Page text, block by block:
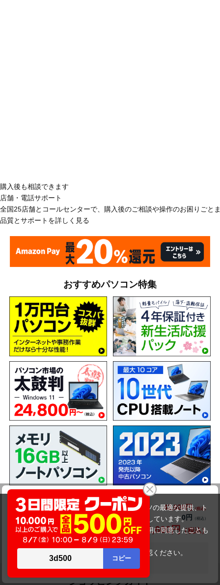
DELL Latitude 3510（第10世代CPU）
商品価格(税込) 42,600円
54,980円
オプション小計価格(税込)
0円
商品合計価格(税込)
42,600円
在庫がありません
購入後も相談できます
店舗・電話サポート
全国25店舗とコールセンターで、購入後のご相談や操作のお困りごと
品質とサポートを詳しく見る
おすすめパソコン特集
ショッピングガイド
当サイトでは利用体験の向上およびコンテンツの最適な提供、ト
ラフィックの分析を目的としてCookieを使用しています。
サイトの閲覧を継続された場合、Cookieの利用に同意したことも
のといたします。
をご確認ください。
承諾する